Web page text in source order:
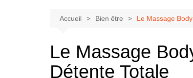
Accueil Bien être Le Massage
Le Massage
Détente Totale